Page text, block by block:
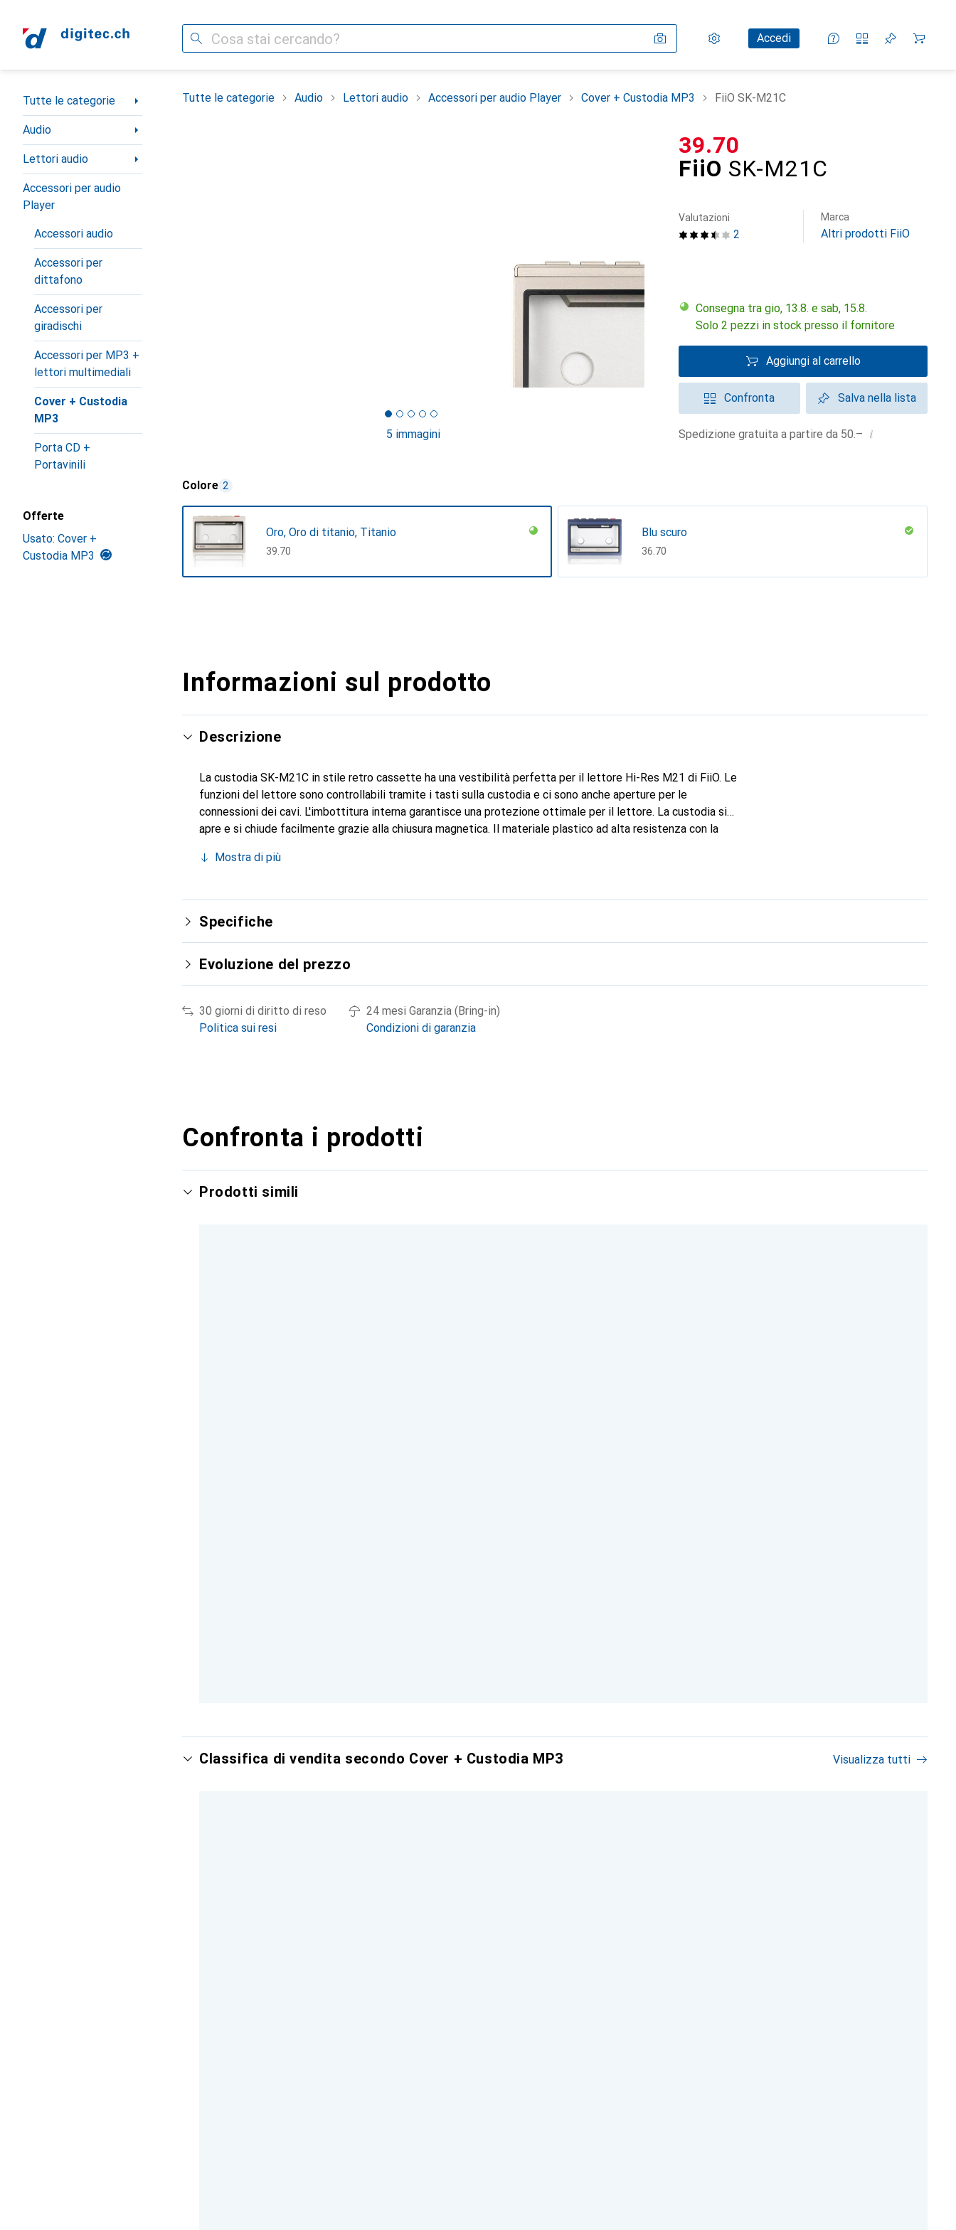
Cerca Impostazioni
Conto clienteAccedi
Liste di confronto
Liste dei desideri
Carrello
Categoria Navigazione
Tutte le categorie
Audio
Lettori audio
Accessori per audio
Player
Accessori audio
Accessori per
dittafono
Accessori per
giradischi
Accessori per MP3 +
lettori multimediali
Cover + Custodia
MP3
Porta CD +
Portavinili
Offerte
Usato: Cover +
Custodia MP3
Tutte le categorie Audio Lettori audio Accessori per audio Player Cover + Custodia MP3 FiiO SK-M21C
5 immagini
FiiO SK-M21C
CHF
39.70
2
Valutazioni Marca
Altri prodotti FiiO
Consegna tra gio, 13.8. e sab, 15.8.
Solo 2 pezzi in stock presso il fornitore
Aggiungi al carrello
Confronta Salva nella lista
Spedizione gratuita a partire da 50.– i
Colore 2
Oro, Oro di titanio, Titanio
CHF
39.70
Blu scuro
CHF
36.70
Informazioni sul prodotto
Descrizione
La custodia SK-M21C in stile retro cassette ha una vestibilità perfetta per il lettore Hi-Res M21 di FiiO. Le
funzioni del lettore sono controllabili tramite i tasti sulla custodia e ci sono anche aperture per le
connessioni dei cavi. L'imbottitura interna garantisce una protezione ottimale per il lettore. La custodia si
apre e si chiude facilmente grazie alla chiusura magnetica. Il materiale plastico ad alta resistenza con la
Mostra di più
Specifiche
Evoluzione del prezzo
30 giorni di diritto di reso
Politica sui resi
24 mesi Garanzia (Bring-in)
Condizioni di garanzia
Confronta i prodotti
Prodotti simili
Classifica di vendita secondo Cover + Custodia MP3 Visualizza tutti